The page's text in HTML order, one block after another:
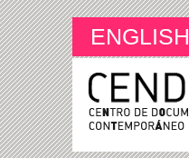
ENGLISH